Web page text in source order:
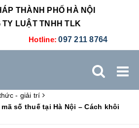
THÀNH PHỐ HÀ NỘI
TY LUẬT TNHH TLK
Hotline: 097 211 8764
- giải trí
số thuế tại Hà Nội – Cách khôi